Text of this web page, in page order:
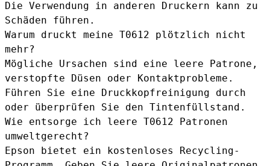
Die Verwendung in anderen Druckern kann zu
Schäden führen.
Warum druckt meine T0612 plötzlich nicht
mehr?
Mögliche Ursachen sind eine leere Patrone,
verstopfte Düsen oder Kontaktprobleme.
Führen Sie eine Druckkopfreinigung durch
oder überprüfen Sie den Tintenfüllstand.
Wie entsorge ich leere T0612 Patronen
umweltgerecht?
Epson bietet ein kostenloses Recycling-